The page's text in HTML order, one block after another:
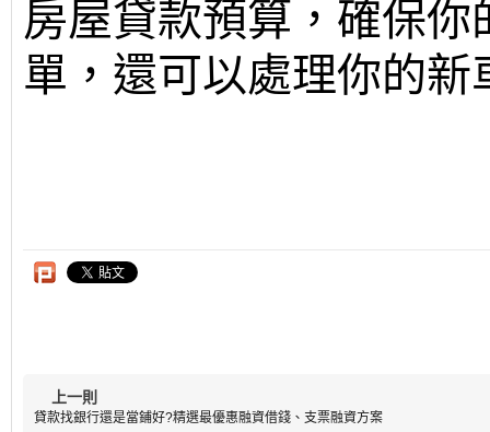
房屋貸款預算，確保
單，還可以處理你的
上一則
貸款找銀行還是當鋪好?精選最優惠融資借錢、支票融資方案